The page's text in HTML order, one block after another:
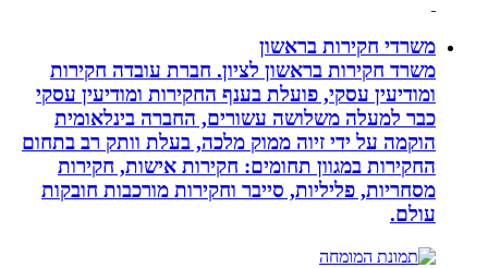
משרדי חקירות בראשון
משרד חקירות בראשון לציון. חברת עובדה חקירות
ומודיעין עסקי, פועלת בענף החקירות ומודיעין עסקי
כבר למעלה משלושה עשורים, החברה בינלאומית
הוקמה על ידי זיוה ממוק מלכה, בעלת וותק רב בתחום
החקירות במגוון תחומים: חקירות אישות, חקירות
מסחריות, פליליות, סייבר וחקירות מורכבות חובקות
עולם.